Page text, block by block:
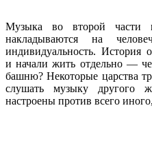
Музыка во второй части
накладываются на
индивидуальность. История
и начали жить отдельно —
башню? Некоторые царства
слушать музыку другого
настроены против всего